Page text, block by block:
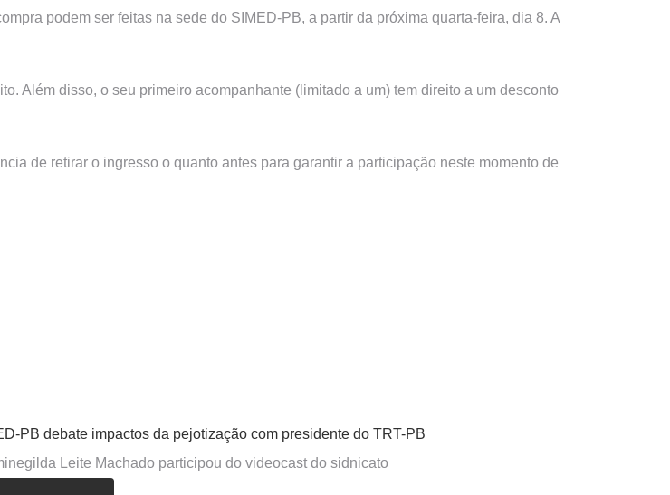
podem ser feitas na sede do SIMED-PB, a partir da próxima quarta-feira, dia 8. A
Além disso, o seu primeiro acompanhante (limitado a um) tem direito a um desconto
de retirar o ingresso o quanto antes para garantir a participação neste momento de
PB debate impactos da pejotização com presidente do TRT-PB
Leite Machado participou do videocast do sidnicato